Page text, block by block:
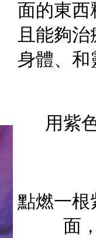
面的東
且能夠治
身體、和
用紫
點燃一根
面